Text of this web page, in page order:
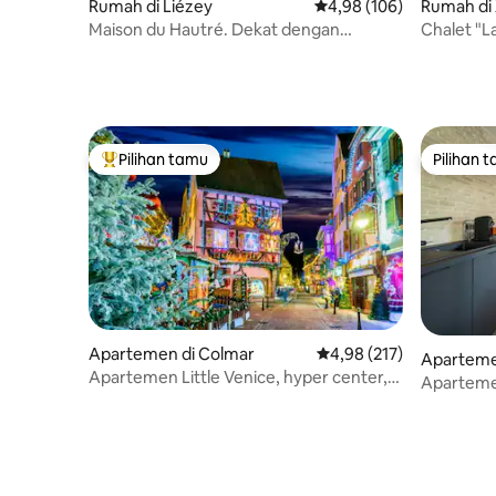
Rumah di Liézey Nilai rata-rata 4,98 dari
4,98 (106)
Maison du Hautré. Dekat dengan
Rumah
Chalet
Pilihan tamu terpopuler
Pilihan tamu
Apartemen di Colmar Nilai rata-rata 4,98 dari
4,98 (217)
Apartemen Little Venice, hyper center,
Pilihan
Pilihan